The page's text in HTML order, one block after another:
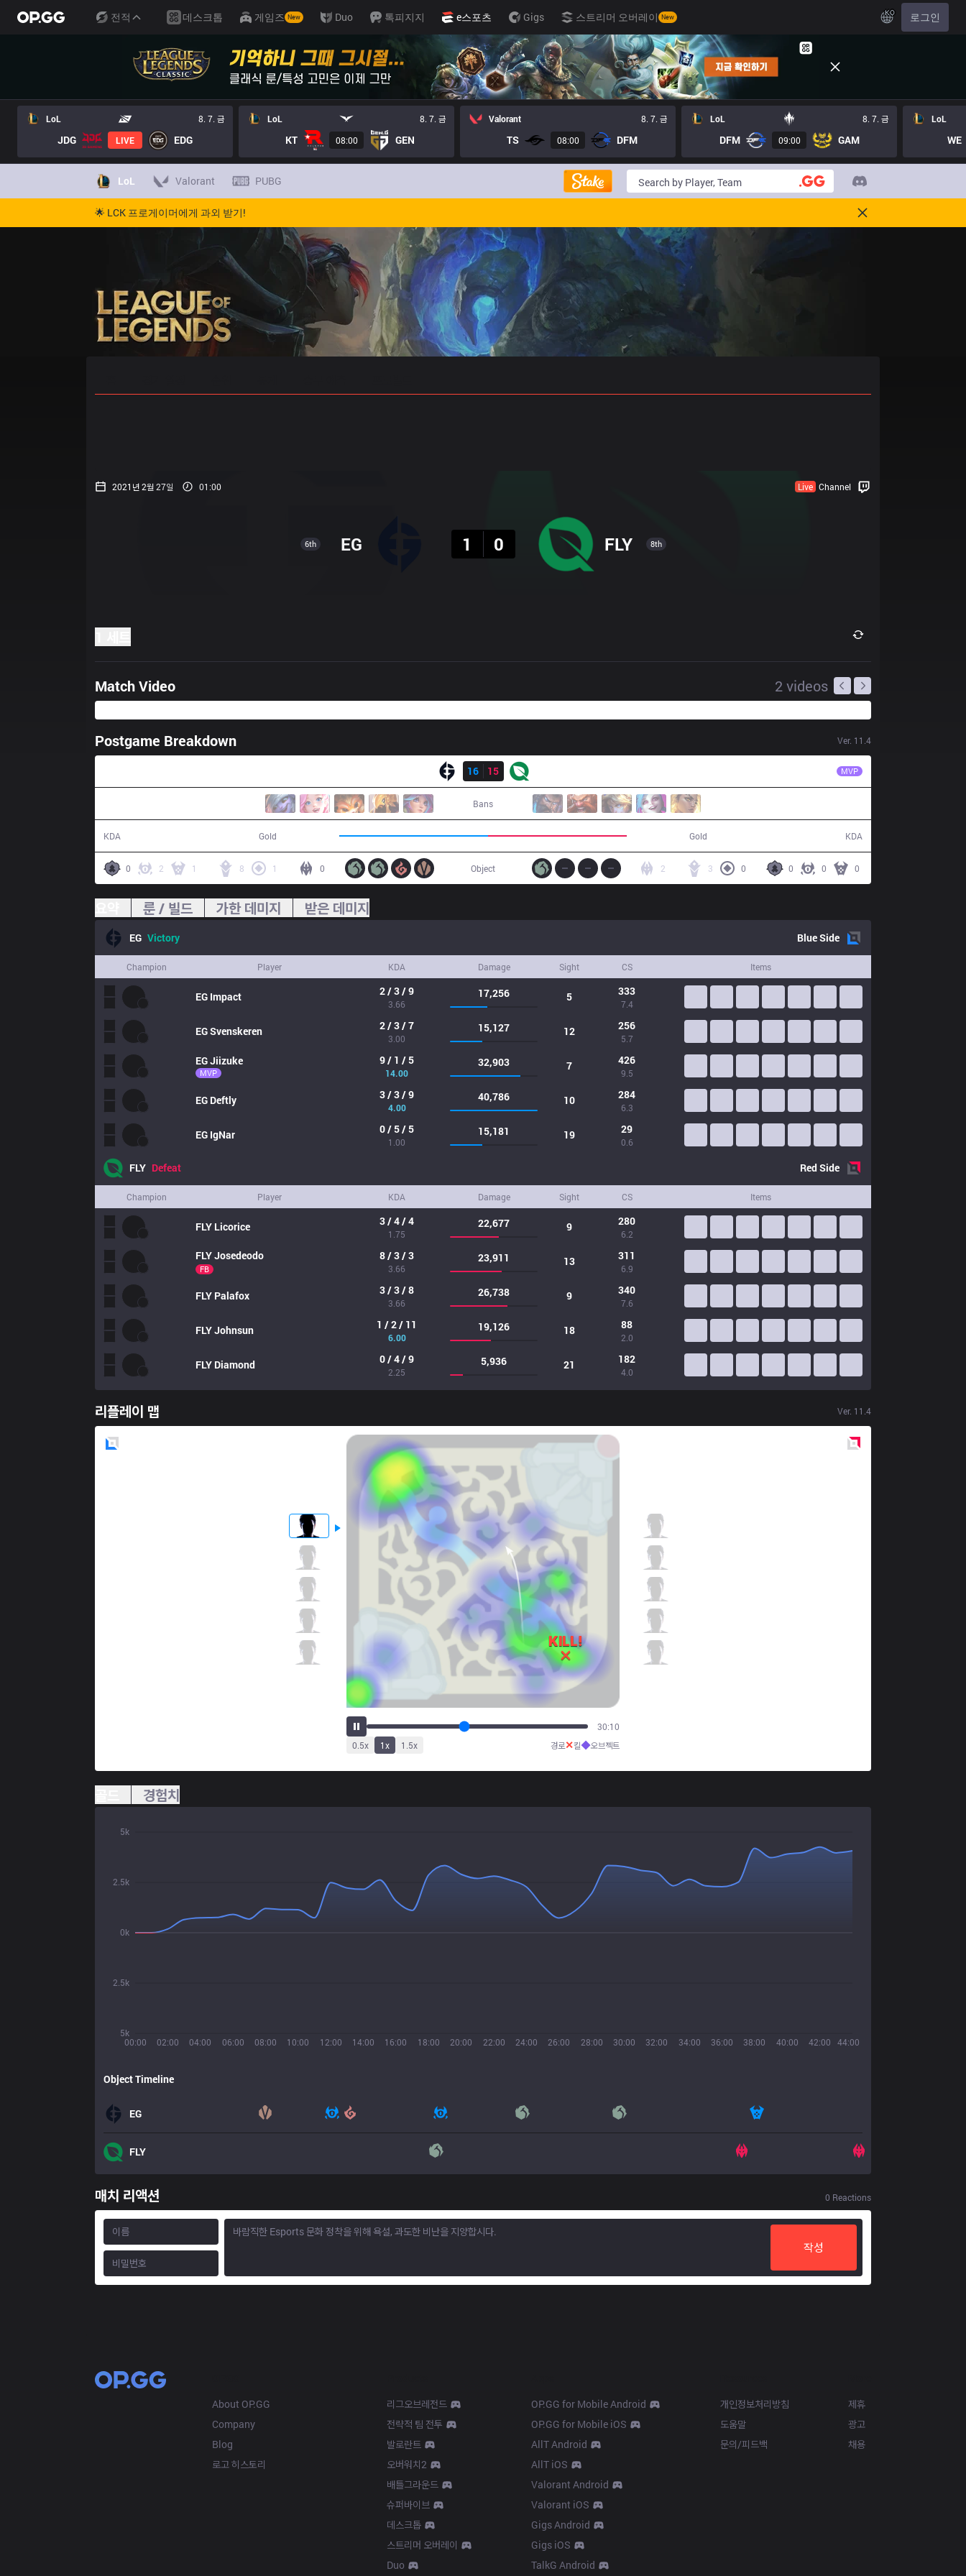
전적 데스크톱 게임즈 New Duo 톡피지지 e스포츠 Gigs 스트리머 오버레이 New KO 로그인
LoL 8. 7. 금
JDG LIVE EDG
LoL 8. 7. 금
KT 08:00 GEN
Valorant 8. 7. 금
TS 08:00 DFM
LoL 8. 7. 금
DFM 09:00 GAM
LoL
WE
LoL Valorant PUBG
🌟 LCK 프로게이머에게 과외 받기!
2021년 2월 27일 01:00 Live Channel
6th EG
1
0 FLY 8th
Match Video 2 videos
Postgame Breakdown Ver. 11.4
16
15 MVP
Bans
KDA Gold Gold KDA
0 2 1 8 1 0 0 0 0
3 0
2
Object
룬 / 빌드 가한 데미지 받은 데미지
EG Victory BlueSide
Champion Player KDA Damage Sight CS Items
EG Impact 2 / 3 / 9
3.66
17,256 5 333
7.4
EGSvenskeren 2 / 3 / 7
3.00
15,127 12 256
5.7
EGJiizuke
MVP
9 / 1 / 5
14.00
32,903 7 426
9.5
EG Deftly 3 / 3 / 9
4.00
40,786 10 284
6.3
EG IgNar 0 / 5 / 5
1.00
15,181 19 29
0.6
FLY Defeat RedSide
Champion Player KDA Damage Sight CS Items
FLY Licorice 3 / 4 / 4
1.75
22,677 9 280
6.2
FLYJosedeodo
FB
8 / 3 / 3
3.66
23,911 13 311
6.9
FLY Palafox 3 / 3 / 8
3.66
26,738 9 340
7.6
FLYJohnsun 1 / 2 / 11
6.00
19,126 18 88
2.0
FLY Diamond 0 / 4 / 9
2.25
5,936 21 182
4.0
리플레이 맵 Ver. 11.4
36:26
0.5x 1x 1.5x 경로✕킬◆오브젝트
경험치
00:00 02:00 04:00 06:00 08:00 10:00 12:00 14:00 16:00 18:00 20:00 22:00 24:00 26:00 28:00 30:00 32:00 34:00 36:00 38:00 40:00 42:00 44:00
5k
2.5k
0k
2.5k
5k
Object Timeline
EG
FLY
매치 리액션 0 Reactions
작성
About OP.GG
Company
Blog
로고 히스토리
리그오브레전드
전략적 팀 전투
발로란트
오버워치2
배틀그라운드
슈퍼바이브
데스크톱
스트리머 오버레이
Duo
OP.GG for Mobile Android
OP.GG for Mobile iOS
AllT Android
AllT iOS
Valorant Android
Valorant iOS
Gigs Android
Gigs iOS
TalkG Android
개인정보처리방침
도움말
문의/피드백
제휴
광고
채용